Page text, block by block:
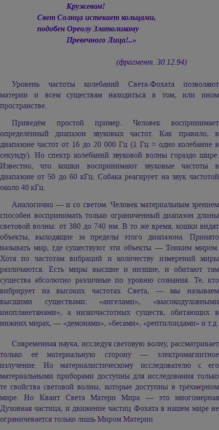
Кружевом!
Свет Солнца истекает кольцами,
подобен Ореолу Златоликому
Превечного Лица!..»
(фрагмент. 30.12.94)
Уровень частоты колебаний Света-Фохата позволяют
материи и всем существам находиться в том, или ином
пространстве.
Приведём простой пример. Человек воспринимает
определённый диапазон звуковых частот. Как правило, в
диапазоне частот от 16 до 20 000 Гц (1 Гц = одно колебание в
секунду). Но спектр колебаний звуковой волны гораздо шире.
Известно, что кошки воспринимают звуковые частоты в
диапазоне от 50 до 60 кГц. Собака реагирует на звук частотой
около 40 кГц.
Аналогично — и со светом. Человек материальным зрением
способен воспринимать только ограниченный диапазон длины
световой волны: от 380 до 740 нм. В то же время, кошки видят
объекты, выходящие за пределы этого диапазона. Принято
называть мир, где существуют эти объекты — Тонким миром.
Хотя по частотам вибраций и количеству измерений миры
различаются. Есть миры высшие и низшие, и обитают там
существа абсолютно различные по уровню сознания. Те, кто
вибрирует на высоких частотах Света, — мы называем
высшими существами: «ангелами», «высокодуховными
инопланетянами», а низкочастотных существ, обитающих в
нижних мирах, — «демонами», «бесами», «рептилоидами» и т.д.
Современная наука, исследуя световую волну, рассматривает
только её материальную сторону — электромагнитное
излучение. Но материалистическому исследователю с его
материальными приборами доступны для исследования только
те свойства световой волны, которые доступны в трёхмерном
мире. Но Квант Света Матери Мира — это многомерная
Духовная частица, и движение частиц Фохата в нашем мире не
ограничевается только лишь Миром Материи.